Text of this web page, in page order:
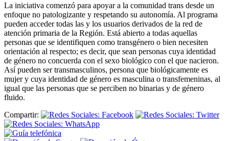
La iniciativa comenzó para apoyar a la comunidad trans desde un
enfoque no patologizante y respetando su autonomía. Al programa
pueden acceder todas las y los usuarios derivados de la red de
atención primaria de la Región. Está abierto a todas aquellas
personas que se identifiquen como transgénero o bien necesiten
orientación al respecto; es decir, que sean personas cuya identidad
de género no concuerda con el sexo biológico con el que nacieron.
Así pueden ser transmasculinos, persona que biológicamente es
mujer y cuya identidad de género es masculina o transfemeninas, al
igual que las personas que se perciben no binarias y de género
fluido.
Compartir: